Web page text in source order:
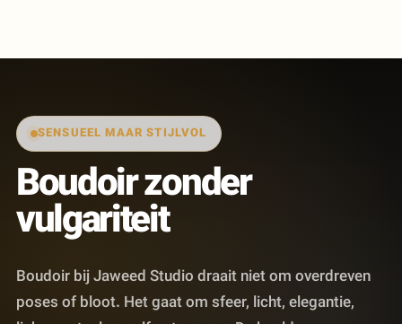
SENSUEEL MAAR STIJLVOL
Boudoir zonder
vulgariteit
Boudoir bij Jaweed Studio draait niet om overdreven
poses of bloot. Het gaat om sfeer, licht, elegantie,